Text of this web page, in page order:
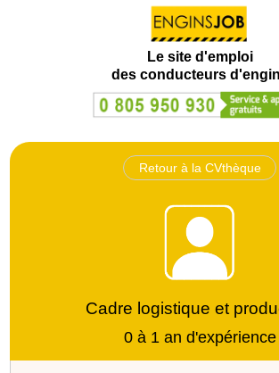
Le site d'emploi
des conducteurs
Retour à la CVthèque
Cadre logistique et
0 à 1 an d'expérience